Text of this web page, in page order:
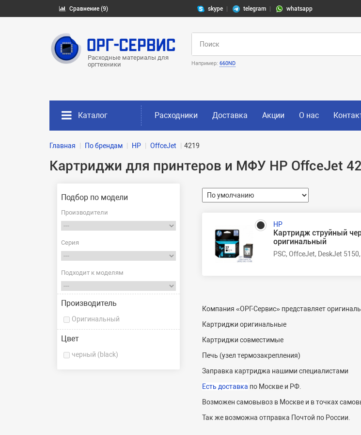
Сравнение (9) skype telegram whatsapp
Расходные материалы для
оргтехники
Например: 660ND
Каталог Расходники Доставка Акции О нас
Главная По брендам HP OffceJet 4219
Картриджи для принтеров и МФУ HP OffceJet
Подбор по модели
Производители
Серия
Подходит к моделям
Производитель
Оригинальный
Цвет
черный (black)
HP
Картридж струйный
оригинальный
PSC, OffceJet, DeskJet
Компания «ОРГ-Cервис» представляет
Картриджи оригинальные
Картриджи совместимые
Печь (узел термозакрепления)
Заправка картриджа нашими специалистами
Есть доставка по Москве и РФ.
Возможен самовывоз в Москве и в точках
Так же возможна отправка Почтой по России.